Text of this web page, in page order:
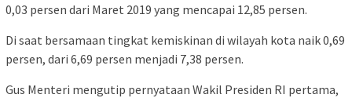
0,03 persen dari Maret 2019 yang mencapai 12,85 persen.
Di saat bersamaan tingkat kemiskinan di wilayah kota naik 0,69
persen, dari 6,69 persen menjadi 7,38 persen.
Gus Menteri mengutip pernyataan Wakil Presiden RI pertama,